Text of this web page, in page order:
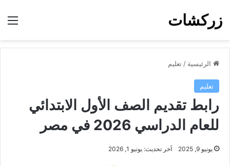
زركشات
الرئيسية / تعليم
تعليم
رابط تقديم الصف الأول الابتدائي
للعام الدراسي 2026 في مصر
يونيو 9, 2025 آخر تحديث: يونيو 1, 2026